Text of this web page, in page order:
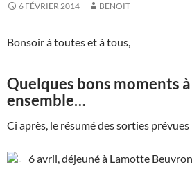
6 FÉVRIER 2014 BENOIT
Bonsoir à toutes et à tous,
Quelques bons moments
ensemble…
Ci après, le résumé des sorties
6 avril, déjeuné à Lamotte